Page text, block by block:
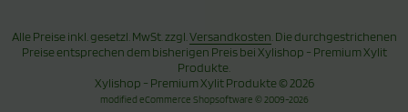
Alle Preise inkl. gesetzl. MwSt. zzgl. Versandkosten . Die durchgestrichenen
Preise entsprechen dem bisherigen Preis bei Xylishop - Premium Xylit
Produkte.
Xylishop - Premium Xylit Produkte © 2026
modified eCommerce Shopsoftware © 2009-2026